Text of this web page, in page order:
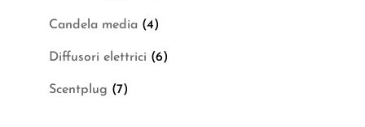
Candela media (4)
Diffusori elettrici (6)
Scentplug (7)